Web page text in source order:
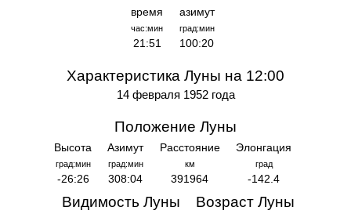
время
час:мин
21:51
азимут
град:мин
100:20
Характеристика Луны на 12:00
14 февраля 1952 года
Положение Луны
Высота
град:мин
-26:26
Азимут
град:мин
308:04
Расстояние
км
391964
Элонгация
град
-142.4
Видимость Луны Возраст Луны